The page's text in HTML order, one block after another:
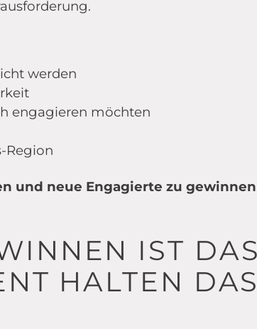
werden
engagieren möchten
Region
und neue Engagierte zu gewinnen
IST DAS
HALTEN DAS